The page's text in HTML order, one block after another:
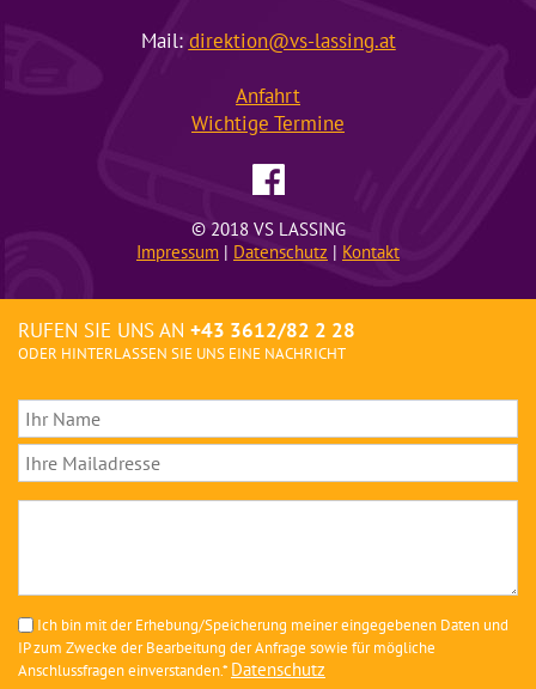
Mail: direktion@vs-lassing.at
Anfahrt
Wichtige Termine
© 2018 VS LASSING
Impressum | Datenschutz | Kontakt
RUFEN SIE UNS AN +43 3612/82 2 28
ODER HINTERLASSEN SIE UNS EINE NACHRICHT
Ich bin mit der Erhebung/Speicherung meiner eingegebenen Daten und
IP zum Zwecke der Bearbeitung der Anfrage sowie für mögliche
Anschlussfragen einverstanden.* Datenschutz